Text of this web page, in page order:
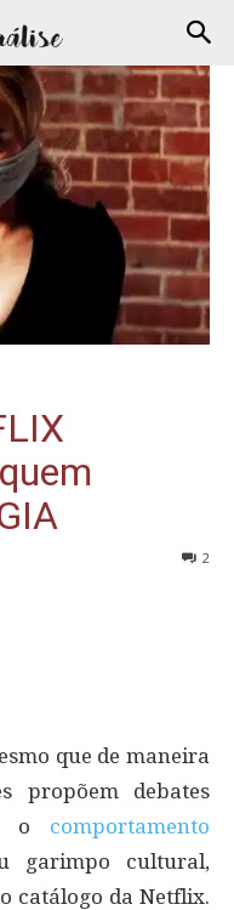
2
que de maneira
propõem debates
o comportamento
garimpo cultural,
catálogo da Netflix.